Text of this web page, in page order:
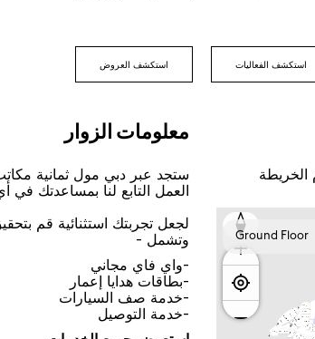
اﺳﺘﻜﺸﻒ اﻟﻔﻌﺎﻟﻴﺎﺕ اﺳﺘﻜﺸﻒ اﻟﻌﺮﻭﺽ
اﻟﺨﺮﻳﻄﺔ
ﻣﻌﻠﻮﻣﺎﺕ اﻟﺰﻭاﺭ
ﺳﺘﺠﺪ ﻋﺒﺮ ﺩﺑﻲ ﻣﻮﻝ ﺛﻤﺎﻧﻴﺔ
اﻟﻌﻤﻞ اﻟﺘﺎﺑﻊ ﻟﻨﺎ ﺑﻤﺴﺎﻋﺪﺗﻚ ﻓﻲ
ﻟﺠﻌﻞ ﺗﺠﺮﺑﺘﻚ اﺳﺘﺜﻨﺎﺋﻴﺔ ﻗﻢ
ﻭﺗﺸﻤﻞ -
-ﻭاﻱ ﻓﺎﻱ ﻣﺠﺎﻧﻲ
-ﺑﻄﺎﻗﺎﺕ ﻫﺪاﻳﺎ ﺇﻋﻤﺎﺭ
-ﺧﺪﻣﺔ ﺻﻒ اﻟﺴﻴﺎﺭاﺕ
-ﺧﺪﻣﺔ اﻟﺘﻮﺻﻴﻞ